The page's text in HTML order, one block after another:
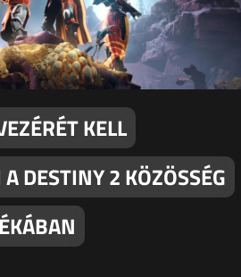
KELL
DESTINY 2 KÖZÖSSÉG